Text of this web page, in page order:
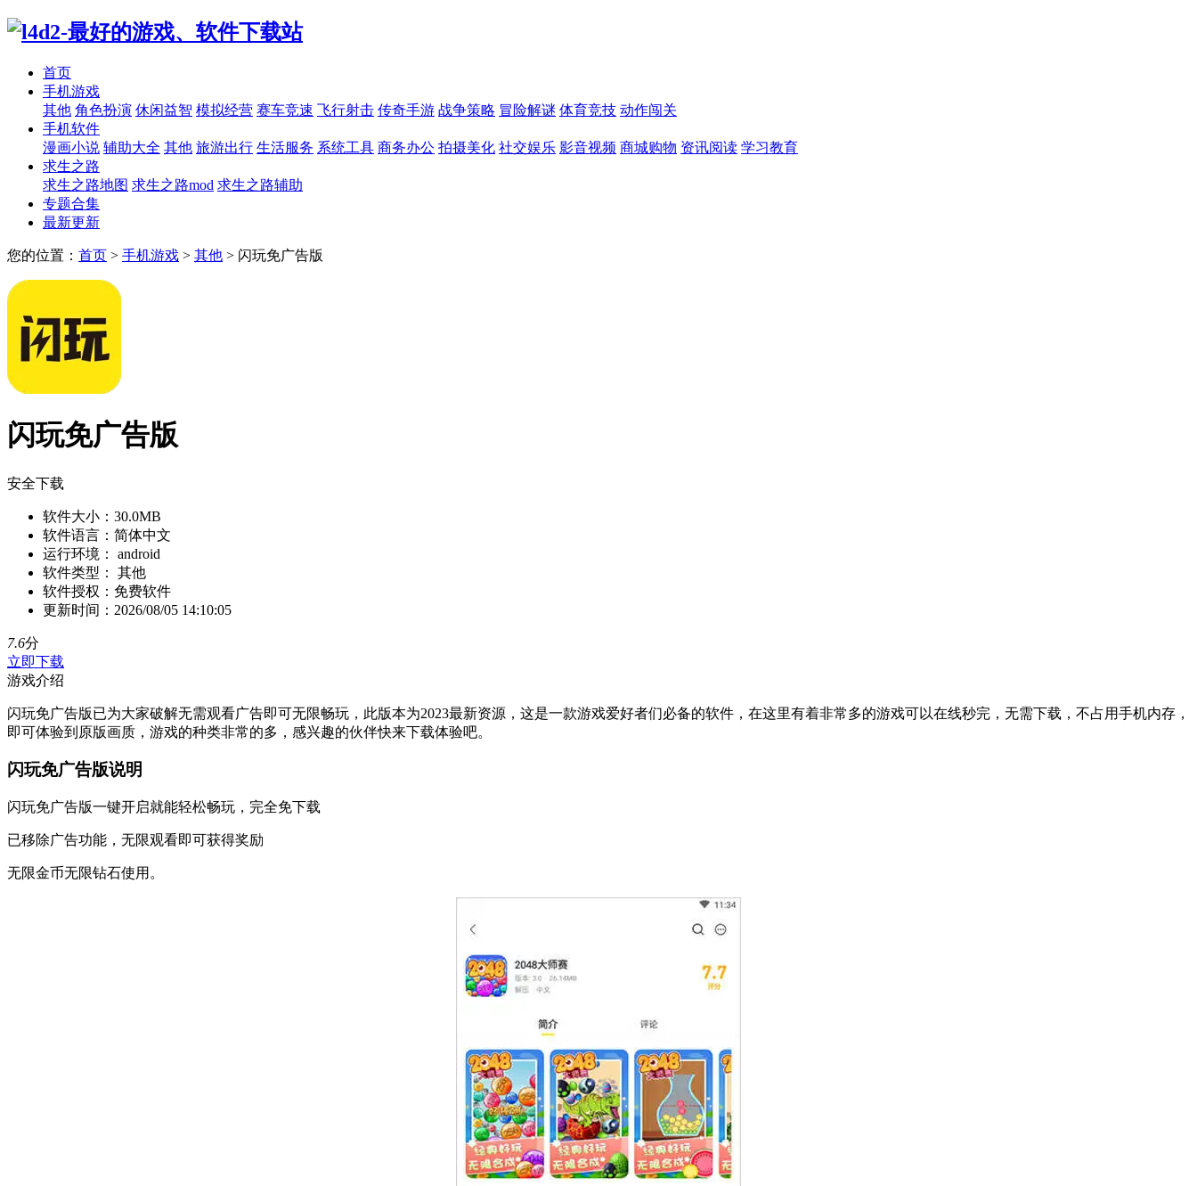
首页
手机游戏
其他 角色扮演 休闲益智 模拟经营 赛车竞速 飞行射击 传奇手游 战争策略 冒险解谜 体育竞技 动作闯关
手机软件
漫画小说 辅助大全 其他 旅游出行 生活服务 系统工具 商务办公 拍摄美化 社交娱乐 影音视频 商城购物 资讯阅读 学习教育
求生之路
求生之路地图 求生之路mod 求生之路辅助
专题合集
最新更新
您的位置： 首页 > 手机游戏 > 其他 > 闪玩免广告版
闪玩免广告版
安全下载
软件大小： 30.0MB
软件语言： 简体中文
运行环境： android
软件类型： 其他
软件授权： 免费软件
更新时间： 2026/08/05 14:10:05
7.6分
立即下载
游戏介绍
闪玩免广告版已为大家破解无需观看广告即可无限畅玩，此版本为2023最新资源，这是一款游戏爱好者们必备的软件，在这里有着非常多的游戏可以在线秒完，无需下载，不占用手机内存，
即可体验到原版画质，游戏的种类非常的多，感兴趣的伙伴快来下载体验吧。
闪玩免广告版说明
闪玩免广告版一键开启就能轻松畅玩，完全免下载
已移除广告功能，无限观看即可获得奖励
无限金币无限钻石使用。